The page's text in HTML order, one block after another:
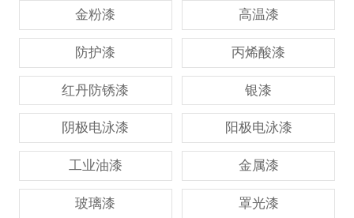
金粉漆 高温漆
防护漆 丙烯酸漆
红丹防锈漆 银漆
阴极电泳漆 阳极电泳漆
工业油漆 金属漆
玻璃漆 罩光漆